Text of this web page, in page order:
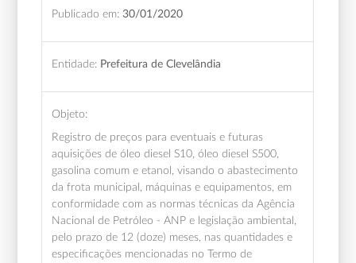
Publicado em: 30/01/2020
Entidade: Prefeitura de Clevelândia
Objeto:
Registro de preços para eventuais e futuras
aquisições de óleo diesel S10, óleo diesel S500,
gasolina comum e etanol, visando o abastecimento
da frota municipal, máquinas e equipamentos, em
conformidade com as normas técnicas da Agência
Nacional de Petróleo - ANP e legislação ambiental,
pelo prazo de 12 (doze) meses, nas quantidades e
especificações mencionadas no Termo de